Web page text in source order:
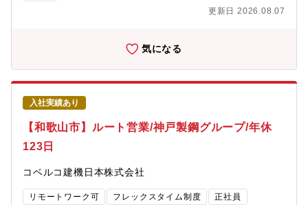
目的とした４つの事業が同社の安定的な成長を支えています。
タベース、地方官公庁のシステムを提供しています。その領域
たセル経営は（4～10名単位）、個人の努力の結果がわかりやすく
益を追求しながら常に創造的な仕事をし、新たな事業に挑み続け
ることをモットーとしています。
で品質管理を推進できる経験者を募集します。工程間をつなぎ、
図ることが今回の採用目的です。【組織構成】品質管理部6名
更新日 2026.08.07
気になる
入社実績あり
【和歌山市】ルート営業/神戸製鋼グループ/年休
123日
コベルコ建機日本株式会社
リモートワーク可 フレックスタイム制度 正社員